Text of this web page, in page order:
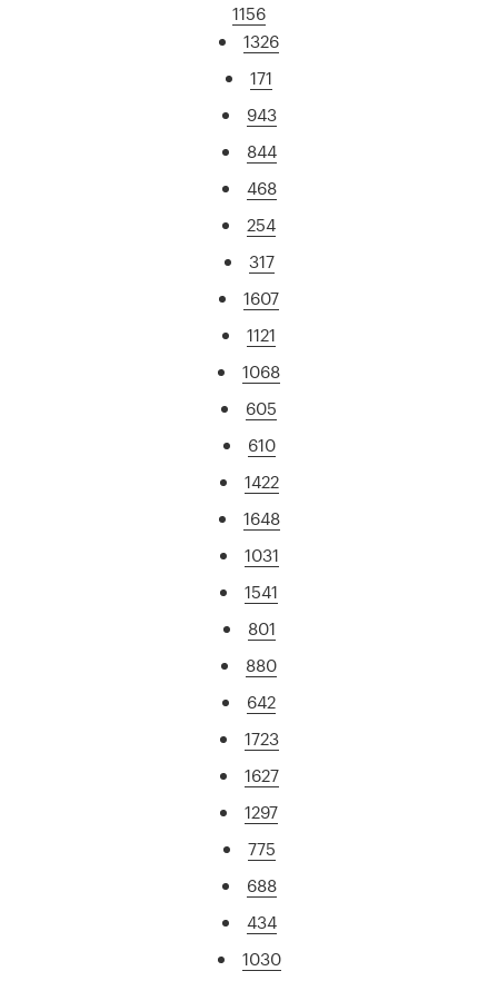
1156
1326
171
943
844
468
254
317
1607
1121
1068
605
610
1422
1648
1031
1541
801
880
642
1723
1627
1297
775
688
434
1030